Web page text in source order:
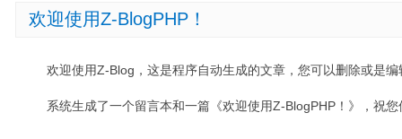
欢迎使用Z-BlogPHP！
欢迎使用Z-Blog，这是程序自动生成的文章，您可以删除或是编
系统生成了一个留言本和一篇《欢迎使用Z-BlogPHP！》，祝